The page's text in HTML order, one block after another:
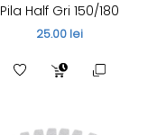
Pila Half Gri 150/180
25.00 lei